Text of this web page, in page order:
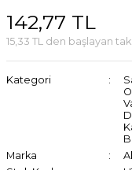
142,77 TL
15,33 TL den başlayan
Kategori
Marka